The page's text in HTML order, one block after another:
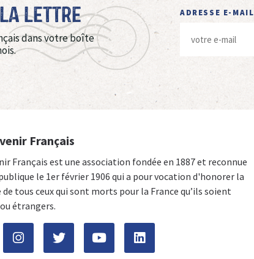
Lettre
dans votre boîte
ADRESSE E-MAIL
Français
Français est une association fondée en 1887 et reconnue
le 1er février 1906 qui a pour vocation d'honorer la
tous ceux qui sont morts pour la France qu’ils soient
étrangers.